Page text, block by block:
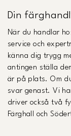
Din
När du handlar
service och
känna dig trygg
antingen ställa
är på plats. Om
svar genast. Vi
driver också två
Färghall och